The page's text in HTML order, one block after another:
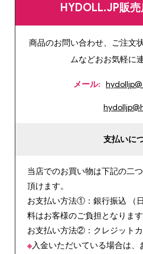
HYDOLL.JP販
商品のお問い合わせ、ご注文
ムなどおお気軽に
メール:
支払いに
当店でのお買い物は下記の二
頂けます。
お支払い方法①：銀行振込 （
料はお客様のご負担となります
お支払い方法②：クレジットカ
※入金いただいている場合は、